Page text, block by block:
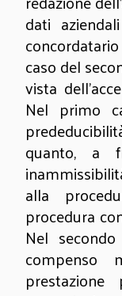
dati
caso del
vista
Nel primo
quanto, a
alla
procedura
Nel